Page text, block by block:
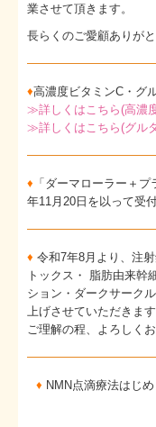
業させて頂きます。
長らくのご愛顧ありが
♦高濃度ビタミンC・グ
≫詳しくはこちら(高濃
≫詳しくはこちら(グル
♦ 「ダーマローラー＋
年11月20日を以って受
♦ 令和7年8月より、注
トックス・ 脂肪由来幹
ション・ダークサーク
上げさせていただきます
ご理解の程、よろしく
♦ NMN点滴療法はじ